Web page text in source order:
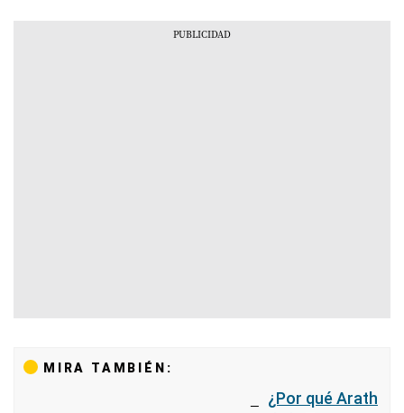
MIRA TAMBIÉN:
¿Por qué Arath